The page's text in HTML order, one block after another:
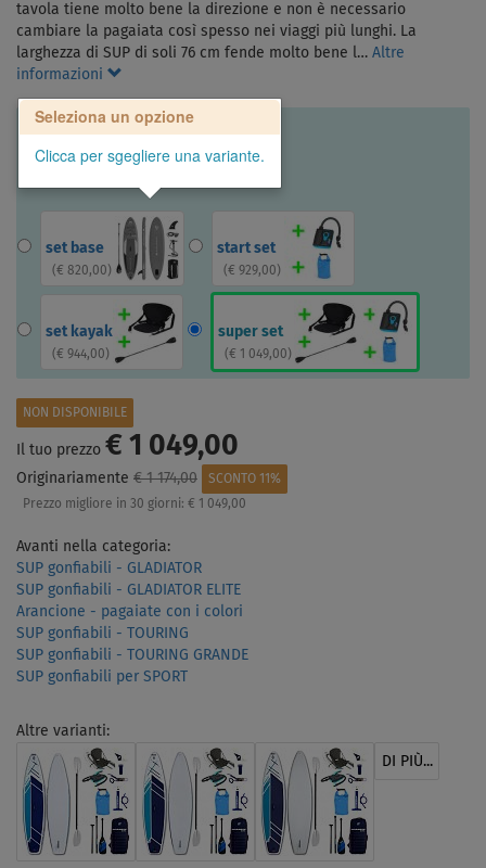
tavola tiene molto bene la direzione e non è necessario
cambiare la pagaiata così spesso nei viaggi più lunghi. La
larghezza di SUP di soli 76 cm fende molto bene l… Altre
informazioni
Seleziona un opzione
Clicca per sgegliere una variante.
set base
( € 820,00)
start set
(€ 929,00)
set kayak
( € 944,00)
super set
( € 1 049,00)
NON DISPONIBILE
Il tuo prezzo € 1 049,00
Originariamente € 1 174,00
SCONTO 11%
Prezzo migliore in 30 giorni: € 1 049,00
Avanti nella categoria:
SUP gonfiabili - GLADIATOR
SUP gonfiabili - GLADIATOR ELITE
Arancione - pagaiate con i colori
SUP gonfiabili - TOURING
SUP gonfiabili - TOURING GRANDE
SUP gonfiabili per SPORT
Altre varianti:
DI PIÙ...